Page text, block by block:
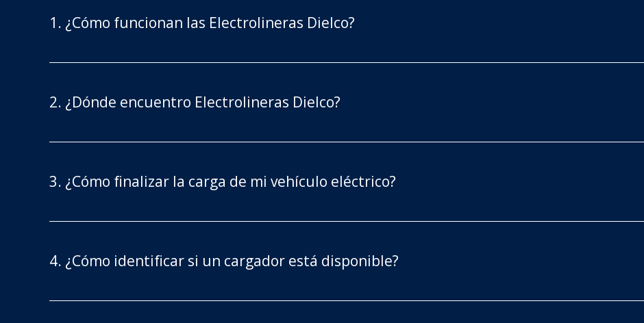
1. ¿Cómo funcionan las Electrolineras Dielco?
2. ¿Dónde encuentro Electrolineras Dielco?
3. ¿Cómo finalizar la carga de mi vehículo eléctrico?
4. ¿Cómo identificar si un cargador está disponible?